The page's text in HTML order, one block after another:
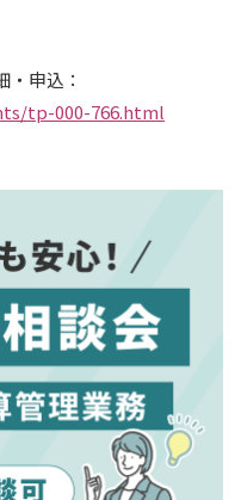
申込：
tp-000-766.html